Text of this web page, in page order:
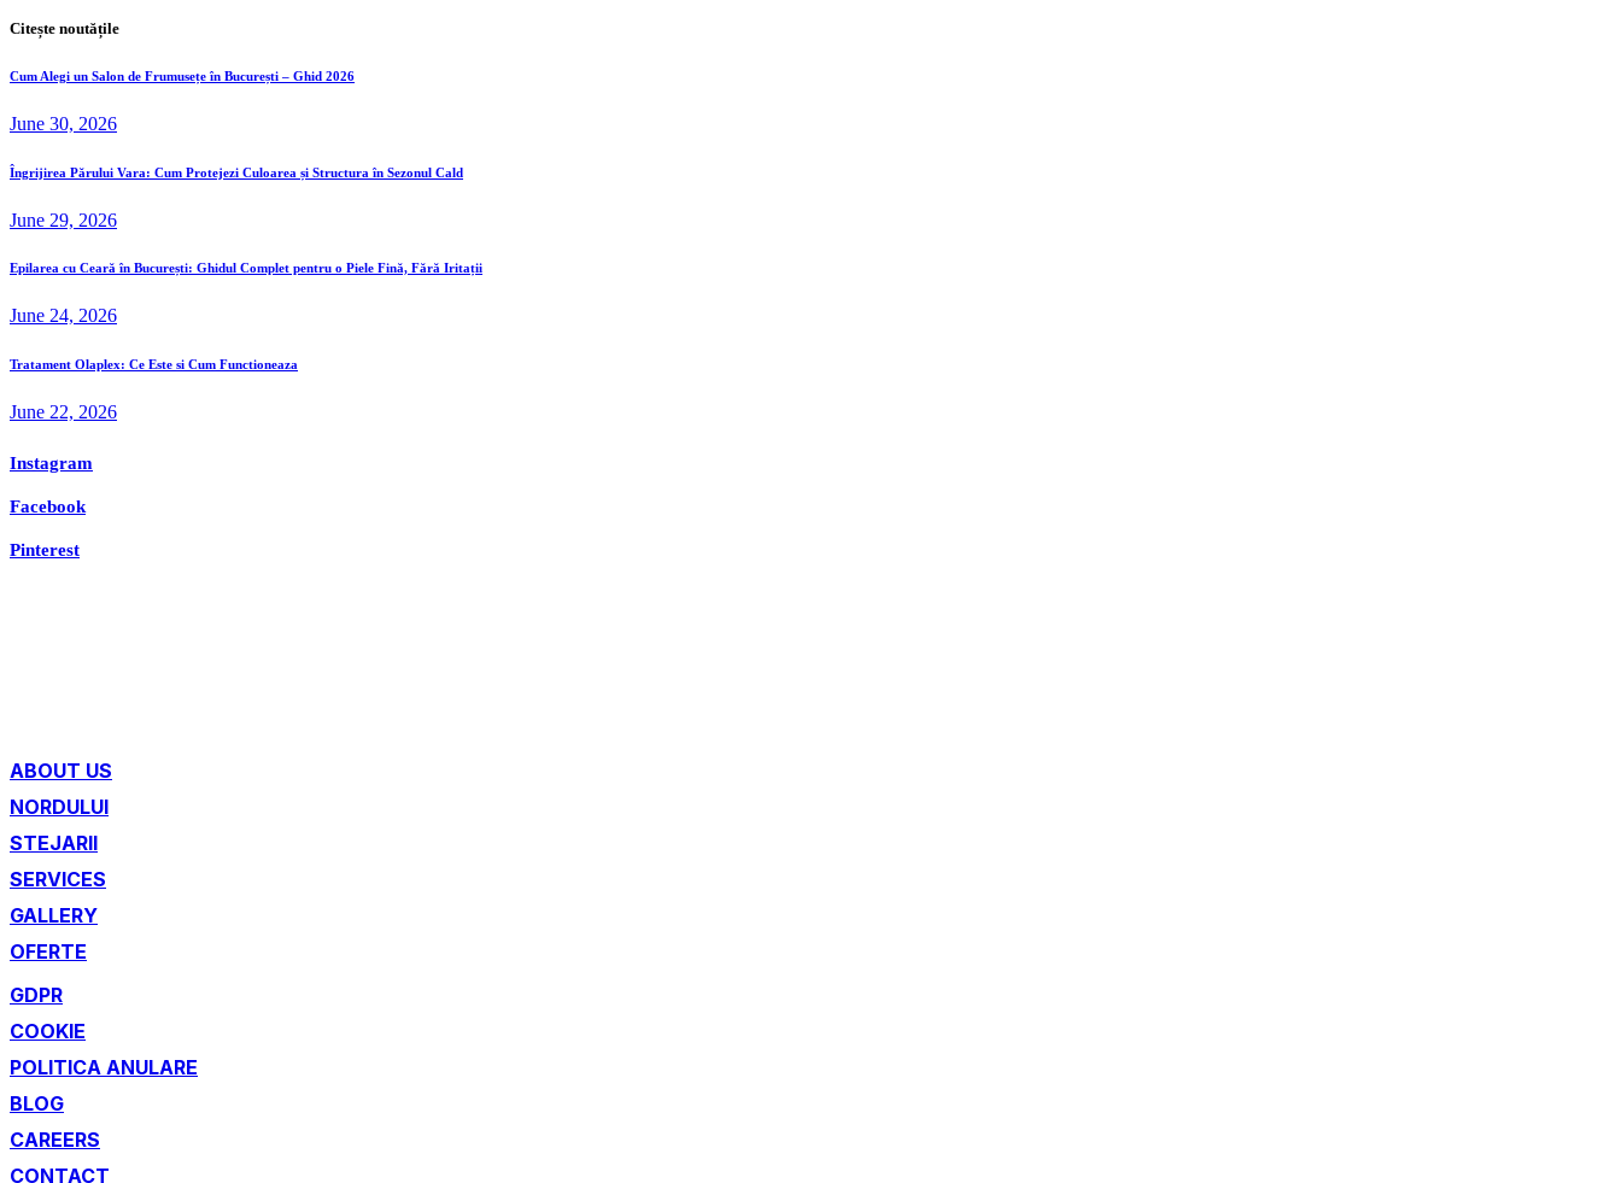
Citește noutățile
Cum Alegi un Salon de Frumusețe în București – Ghid 2026
June 30, 2026
Îngrijirea Părului Vara: Cum Protejezi Culoarea și Structura în Sezonul Cald
June 29, 2026
Epilarea cu Ceară în București: Ghidul Complet pentru o Piele Fină, Fără Iritații
June 24, 2026
Tratament Olaplex: Ce Este si Cum Functioneaza
June 22, 2026
Instagram
Facebook
Pinterest
ABOUT US
NORDULUI
STEJARII
SERVICES
GALLERY
OFERTE
GDPR
COOKIE
POLITICA ANULARE
BLOG
CAREERS
CONTACT